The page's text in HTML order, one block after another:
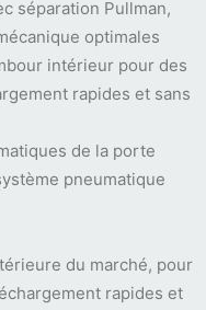
séparation Pullman,
optimales
intérieur pour des
rapides et sans
de la porte
pneumatique
du marché, pour
rapides et